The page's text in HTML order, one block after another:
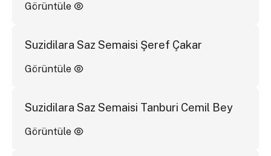
Görüntüle
Suzidilara Saz Semaisi Şeref Çakar
Görüntüle
Suzidilara Saz Semaisi Tanburi Cemil Bey
Görüntüle